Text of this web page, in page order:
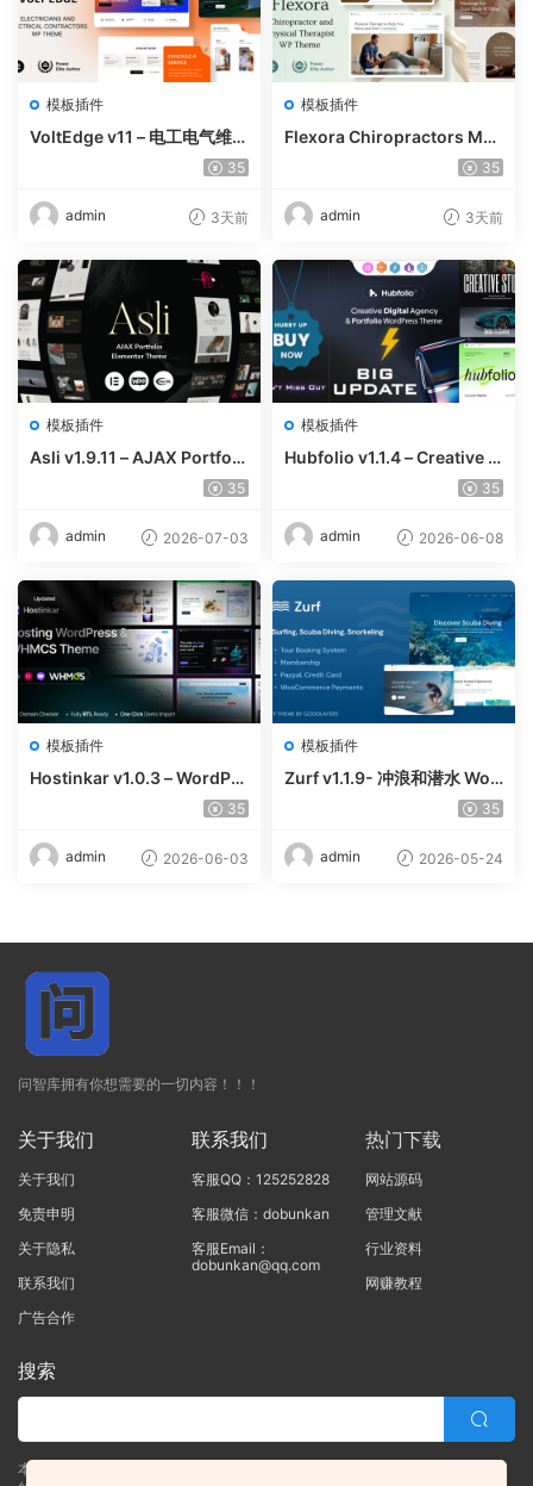
模板插件
VoltEdge v11 – 电工电气维修
35
admin 3天前
模板插件
Flexora Chiropractors Mes
sage and Physical Therapi
35
admin 3天前
模板插件
Asli v1.9.11 – AJAX Portfoli
o Elementor WordPress Th
35
admin 2026-07-03
模板插件
Hubfolio v1.1.4 – Creative P
ortfolio & Digital Agency W
e
35
admin 2026-06-08
模板插件
Hostinkar v1.0.3 – WordPre
35
admin 2026-06-03
模板插件
Zurf v1.1.9- 冲浪和潜水 Wor
35
admin 2026-05-24
问智库拥有你想需要的一切内容！！！
关于我们
关于我们
免责申明
关于隐私
联系我们
广告合作
联系我们
客服QQ：125252828
客服微信：dobunkan
客服Email：
dobunkan@qq.com
热门下载
网站源码
管理文献
行业资料
网赚教程
搜索
本站的所有资源均由本站的站长及合作伙伴整理发布，80%的内容为合作伙伴